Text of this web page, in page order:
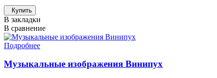
Купить
В закладки
В сравнение
Подробнее
Музыкальные изображения Винипух